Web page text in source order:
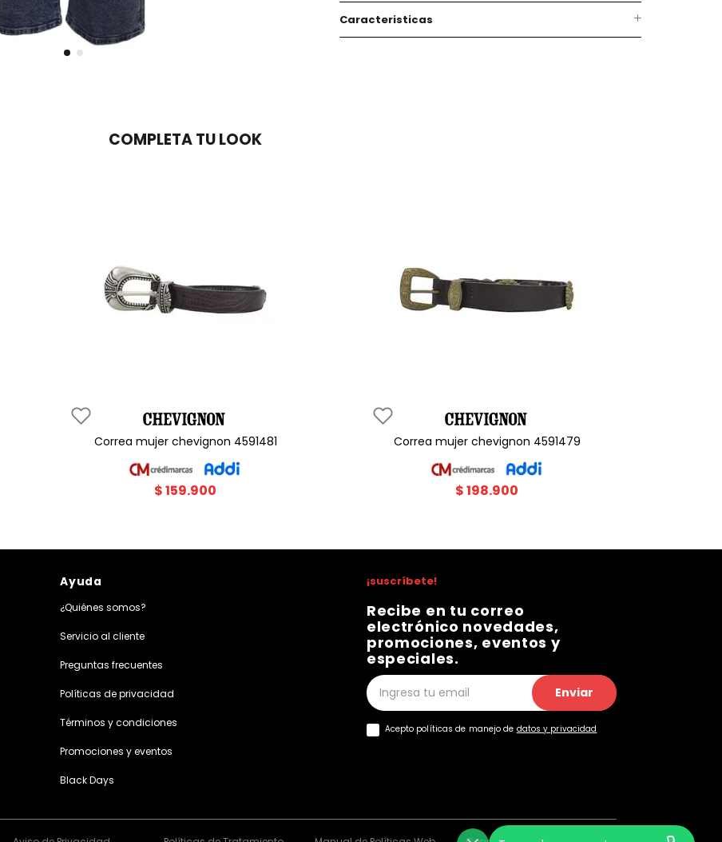
Caracteristicas
COMPLETA TU LOOK
correa mujer chevignon 4591481
$159.900
correa mujer chevignon 4591479
$198.900
Ayuda
¿Quiénes somos?
Servicio al cliente
Preguntas frecuentes
Políticas de privacidad
Términos y condiciones
Promociones y eventos
Black Days
¡suscríbete!
Recibe en tu correo
electrónico novedades,
promociones, eventos y
especiales.
Enviar
Acepto políticas de manejo de datos y privacidad